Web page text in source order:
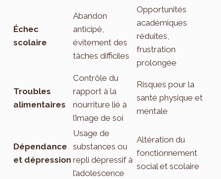
Échec
scolaire
Abandon
anticipé,
évitement des
tâches difficiles
Opportunités
académiques
réduites,
frustration
prolongée
Troubles
alimentaires
Contrôle du
rapport à la
nourriture lié à
l’image de soi
Risques pour la
santé physique et
mentale
Dépendance
et dépression
Usage de
substances ou
repli dépressif à
l’adolescence
Altération du
fonctionnement
social et scolaire